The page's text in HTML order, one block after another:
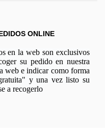
ONLINE
en la web son exclusivos
su pedido en nuestra
web e indicar como forma
y una vez listo su
a recogerlo